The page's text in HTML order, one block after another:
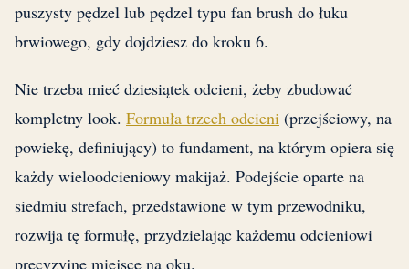
puszysty pędzel lub pędzel typu fan brush do łuku
brwiowego, gdy dojdziesz do kroku 6.
Nie trzeba mieć dziesiątek odcieni, żeby zbudować
kompletny look. Formuła trzech odcieni (przejściowy, na
powiekę, definiujący) to fundament, na którym opiera się
każdy wieloodcieniowy makijaż. Podejście oparte na
siedmiu strefach, przedstawione w tym przewodniku,
rozwija tę formułę, przydzielając każdemu odcieniowi
precyzyjne miejsce na oku.